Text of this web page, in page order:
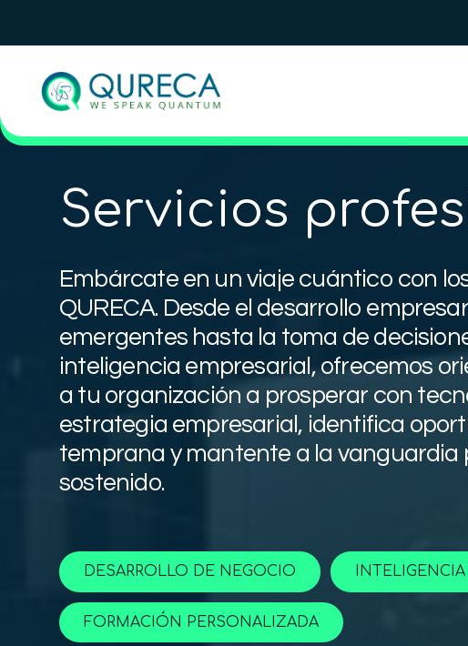
Servicios
Embárcate en un viaje cuántico con
QURECA. Desde el desarrollo
emergentes hasta la toma de
inteligencia empresarial, ofrecemos
a tu organización a prosperar con
estrategia empresarial, identifica
temprana y mantente a la
sostenido.
DESARROLLO DE NEGOCIO
FORMACIÓN PERSONALIZADA